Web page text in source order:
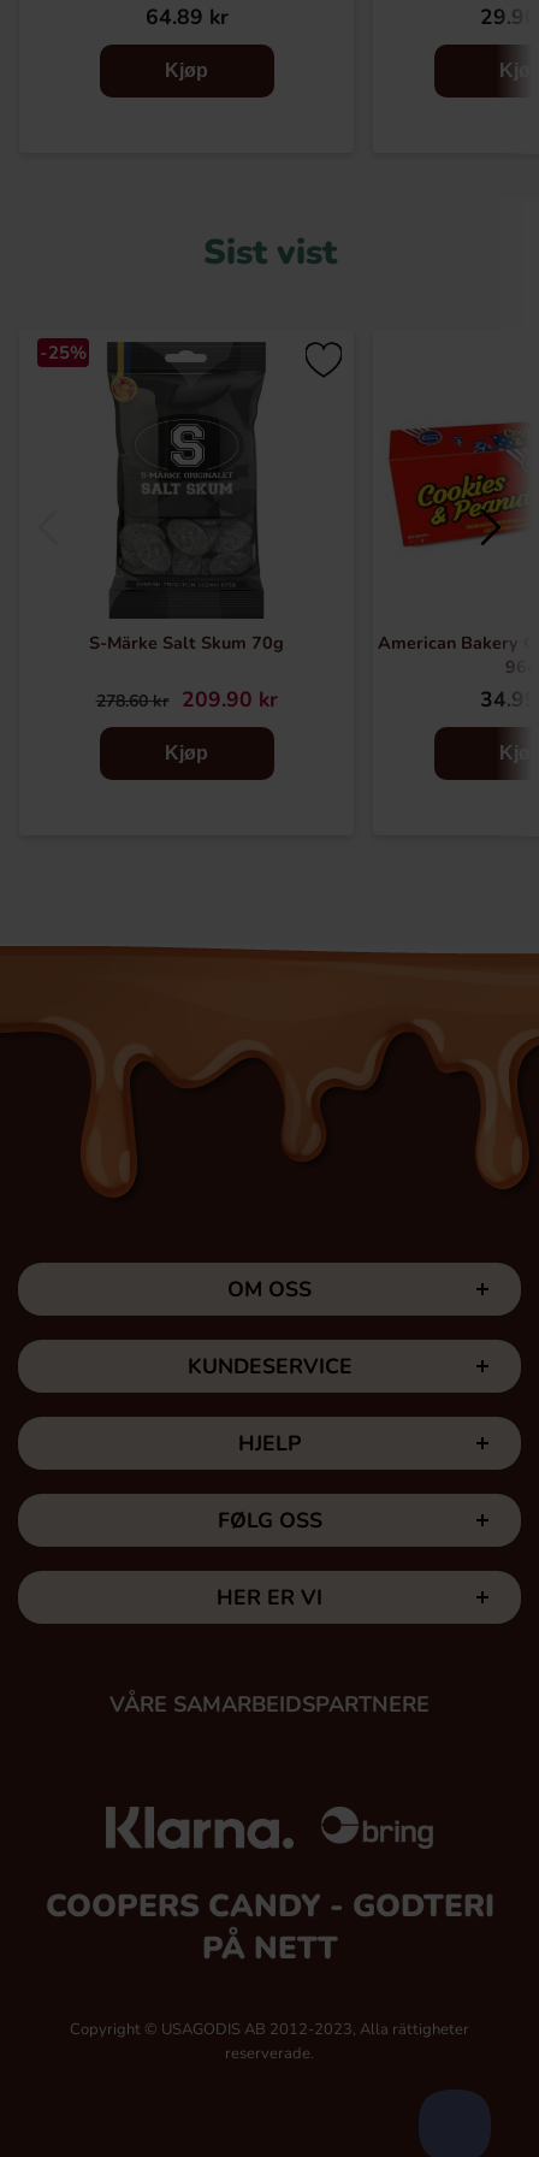
64.89 kr
Kjøp
Sist vist
-25%
S-Märke Salt Skum 70g
278.60 kr 209.90 kr
Kjøp
American Bakery
96g
OM OSS
KUNDESERVICE
HJELP
FØLG OSS
HER ER VI
VÅRE SAMARBEIDSPARTNERE
COOPERS CANDY - GODTERI
PÅ NETT
Copyright © USAGODIS AB 2012-2023, Alla rättigheter
reserverade.